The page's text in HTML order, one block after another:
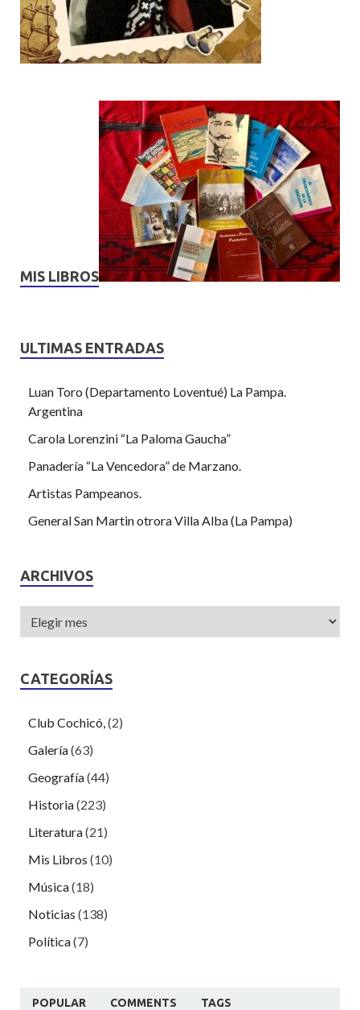
MIS LIBROS
ULTIMAS ENTRADAS
Luan Toro (Departamento Loventué) La Pampa.
Argentina
Carola Lorenzini “La Paloma Gaucha”
Panadería “La Vencedora” de Marzano.
Artistas Pampeanos.
General San Martin otrora Villa Alba (La Pampa)
ARCHIVOS
CATEGORÍAS
Club Cochicó, (2)
Galería(63)
Geografía(44)
Historia(223)
Literatura(21)
Mis Libros (10)
Música(18)
Noticias (138)
Política(7)
POPULAR COMMENTS TAGS